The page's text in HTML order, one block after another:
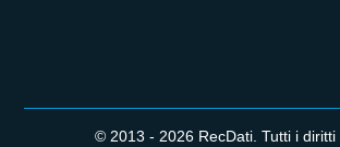
© 2013 - 2026 RecDati. Tutti i diritti